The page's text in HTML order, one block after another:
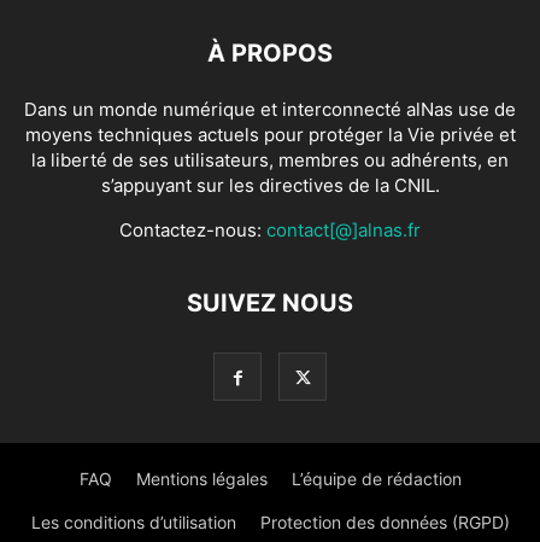
À PROPOS
Dans un monde numérique et interconnecté alNas use de
moyens techniques actuels pour protéger la Vie privée et
la liberté de ses utilisateurs, membres ou adhérents, en
s’appuyant sur les directives de la CNIL.
Contactez-nous: contact[@]alnas.fr
SUIVEZ NOUS
FAQ Mentions légales L’équipe de rédaction
Les conditions d’utilisation Protection des données (RGPD)